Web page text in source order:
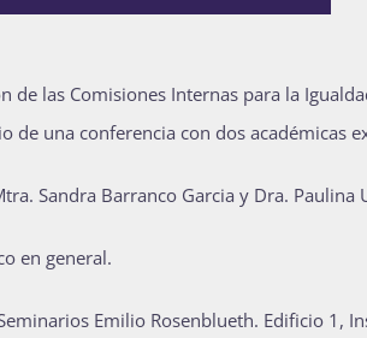
de las Comisiones Internas para la
de una conferencia con dos académicas
Sandra Barranco Garcia y Dra. Paulina
en general.
Emilio Rosenblueth. Edificio 1,